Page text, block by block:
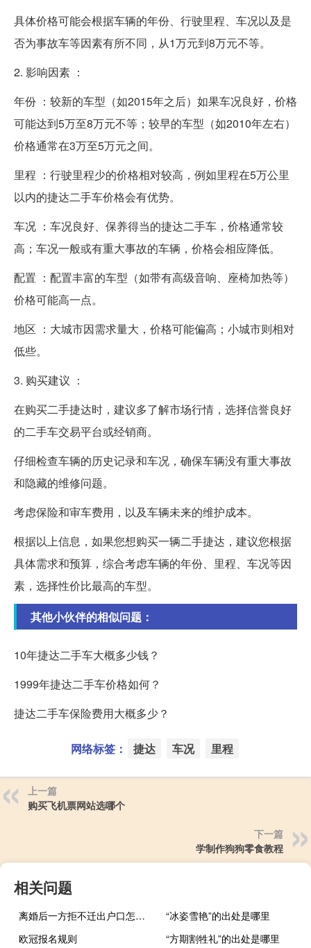
具体价格可能会根据车辆的年份、行驶里程、车况以及是
否为事故车等因素有所不同，从1万元到8万元不等。
2. 影响因素 ：
年份 ：较新的车型（如2015年之后）如果车况良好，价格
可能达到5万至8万元不等；较早的车型（如2010年左右）
价格通常在3万至5万元之间。
里程 ：行驶里程少的价格相对较高，例如里程在5万公里
以内的捷达二手车价格会有优势。
车况 ：车况良好、保养得当的捷达二手车，价格通常较
高；车况一般或有重大事故的车辆，价格会相应降低。
配置 ：配置丰富的车型（如带有高级音响、座椅加热等）
价格可能高一点。
地区 ：大城市因需求量大，价格可能偏高；小城市则相对
低些。
3. 购买建议 ：
在购买二手捷达时，建议多了解市场行情，选择信誉良好
的二手车交易平台或经销商。
仔细检查车辆的历史记录和车况，确保车辆没有重大事故
和隐藏的维修问题。
考虑保险和审车费用，以及车辆未来的维护成本。
根据以上信息，如果您想购买一辆二手捷达，建议您根据
具体需求和预算，综合考虑车辆的年份、里程、车况等因
素，选择性价比最高的车型。
其他小伙伴的相似问题：
10年捷达二手车大概多少钱？
1999年捷达二手车价格如何？
捷达二手车保险费用大概多少？
网络标签： 捷达 车况 里程
上一篇
购买飞机票网站选哪个
下一篇
学制作狗狗零食教程
相关问题
离婚后一方拒不迁出户口怎么办
“冰姿雪艳”的出处是哪里
欧冠报名规则
“方期割牲礼”的出处是哪里